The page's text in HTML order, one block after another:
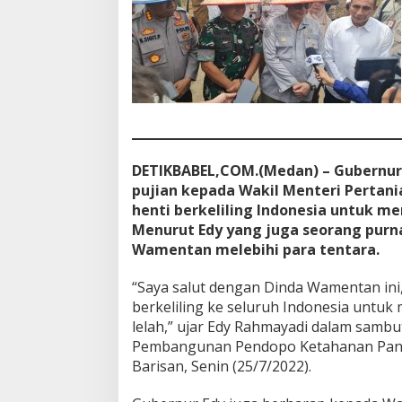
n
M
e
n
g
a
h
a
n
T
e
n
t
r
a
DETIKBABEL,COM.(Medan) –
pujian kepada Wakil Menteri
henti berkeliling Indonesia untuk
Menurut Edy yang juga seorang
Wamentan melebihi para tentara.
“Saya salut dengan Dinda Wamentan
berkeliling ke seluruh Indonesia untuk
lelah,” ujar Edy Rahmayadi dalam
Pembangunan Pendopo Ketahanan
Barisan, Senin (25/7/2022).